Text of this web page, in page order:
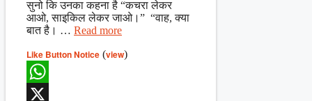
सुनो कि उनका कहना है “कचरा लेकर
आओ, साइकिल लेकर जाओ।” “वाह, क्या
बात है। … Read more
Like Button Notice (view)
WhatsApp